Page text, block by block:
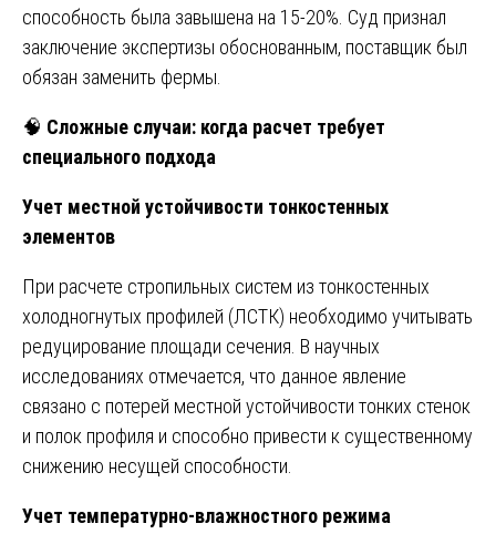
способность была завышена на 15-20%. Суд признал
заключение экспертизы обоснованным, поставщик был
обязан заменить фермы.
🧠 Сложные случаи: когда расчет требует
специального подхода
Учет местной устойчивости тонкостенных
элементов
При расчете стропильных систем из тонкостенных
холодногнутых профилей (ЛСТК) необходимо учитывать
редуцирование площади сечения. В научных
исследованиях отмечается, что данное явление
связано с потерей местной устойчивости тонких стенок
и полок профиля и способно привести к существенному
снижению несущей способности.
Учет температурно-влажностного режима